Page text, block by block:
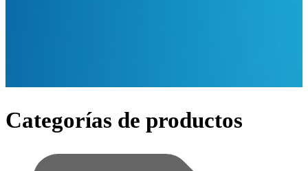
Categorías de productos